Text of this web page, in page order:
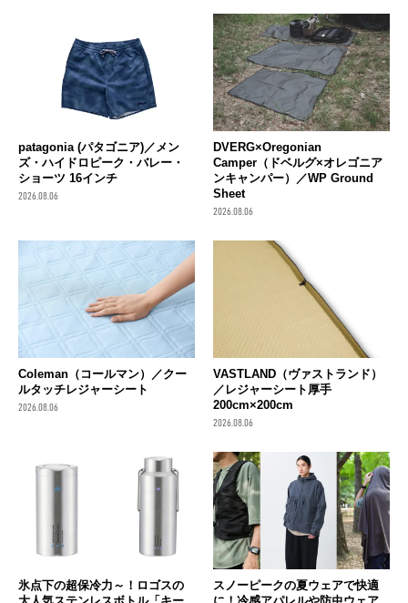
patagonia (パタゴニア)／メン
ズ・ハイドロピーク・バレー・
ショーツ 16インチ
2026.08.06
DVERG×Oregonian
Camper（ドベルグ×オレゴニア
ンキャンパー）／WP Ground
Sheet
2026.08.06
Coleman（コールマン）／クー
ルタッチレジャーシート
2026.08.06
VASTLAND（ヴァストランド）
／レジャーシート厚手
200cm×200cm
2026.08.06
氷点下の超保冷力～！ロゴスの
スノーピークの夏ウェアで快適